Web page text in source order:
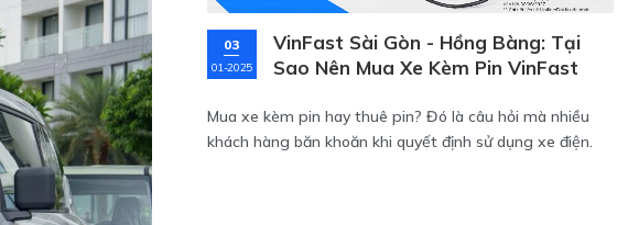
03
01-2025
VinFast Sài Gòn - Hồng Bàng: Tại
Sao Nên Mua Xe Kèm Pin VinFast
Mua xe kèm pin hay thuê pin? Đó là câu hỏi mà nhiều
khách hàng băn khoăn khi quyết định sử dụng xe điện.